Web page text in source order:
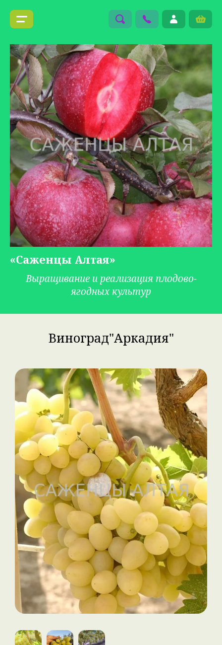
«Саженцы Алтая»
Выращивание и реализация плодово-
ягодных культур
Виноград"Аркадия"